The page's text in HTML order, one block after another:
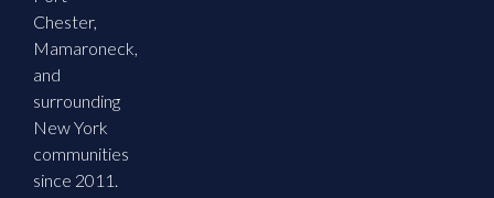
Chester,
Mamaroneck,
and
surrounding
New York
communities
since 2011.